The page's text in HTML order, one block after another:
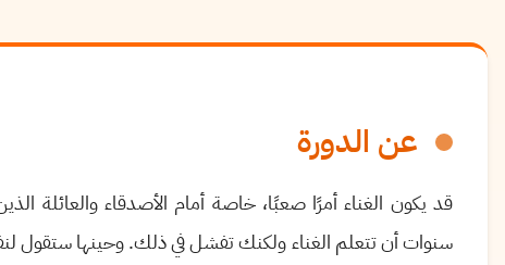
عن الدورة
قد يكون الغناء أمرًا صعبًا، خاصة أمام الأصدقاء والعائلة
سنوات أن تتعلم الغناء ولكنك تفشل في ذلك. وحينها ستقول